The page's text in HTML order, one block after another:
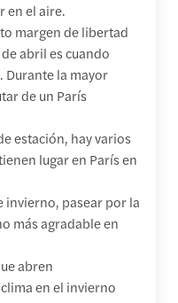
en el aire.
margen de libertad
abril es cuando
Durante la mayor
de un París
estación, hay varios
lugar en París en
invierno, pasear por la
más agradable en
abren
en el invierno